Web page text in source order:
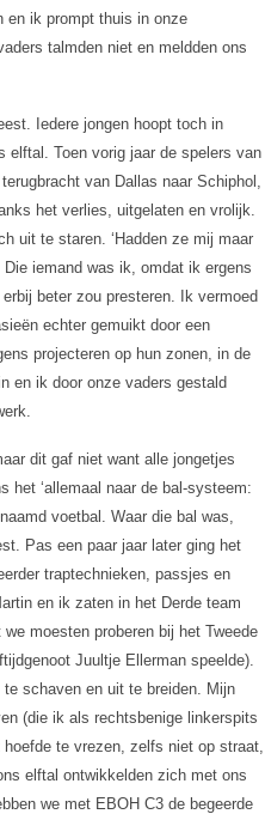
en ik prompt thuis in onze
talmden niet en meldden ons
Iedere jongen hoopt toch in
elftal. Toen vorig jaar de spelers van
van Dallas naar Schiphol,
het verlies, uitgelaten en vrolijk.
uit te staren. ‘Hadden ze mij maar
Die iemand was ik, omdat ik ergens
beter zou presteren. Ik vermoed
echter gemuikt door een
projecteren op hun zonen, in de
en ik door onze vaders gestald
dit gaf niet want alle jongetjes
het ‘allemaal naar de bal-systeem:
voetbal. Waar die bal was,
Pas een paar jaar later ging het
traptechnieken, passjes en
en ik zaten in het Derde team
moesten proberen bij het Tweede
Juultje Ellerman speelde).
schaven en uit te breiden. Mijn
(die ik als rechtsbenige linkerspits
te vrezen, zelfs niet op straat,
elftal ontwikkelden zich met ons
we met EBOH C3 de begeerde